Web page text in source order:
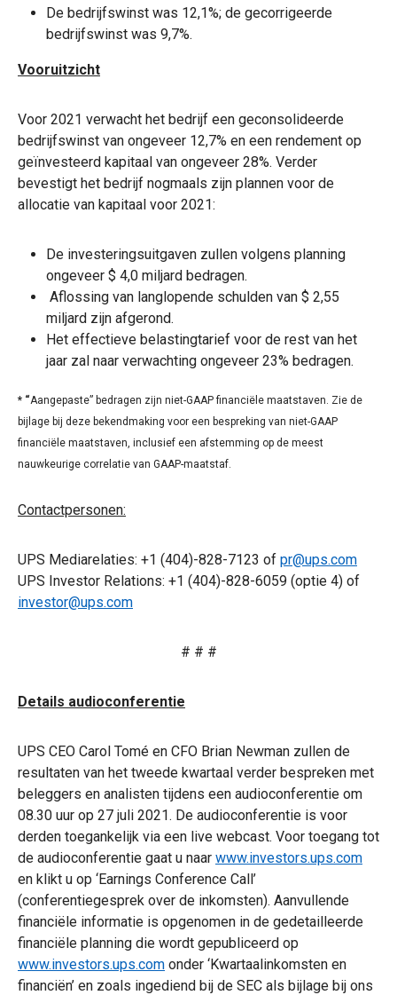
De bedrijfswinst was 12,1%; de gecorrigeerde
bedrijfswinst was 9,7%.
Vooruitzicht
Voor 2021 verwacht het bedrijf een geconsolideerde
bedrijfswinst van ongeveer 12,7% en een rendement op
geïnvesteerd kapitaal van ongeveer 28%. Verder
bevestigt het bedrijf nogmaals zijn plannen voor de
allocatie van kapitaal voor 2021:
De investeringsuitgaven zullen volgens planning
ongeveer $ 4,0 miljard bedragen.
Aflossing van langlopende schulden van $ 2,55
miljard zijn afgerond.
Het effectieve belastingtarief voor de rest van het
jaar zal naar verwachting ongeveer 23% bedragen.
* “Aangepaste” bedragen zijn niet-GAAP financiële maatstaven. Zie de
bijlage bij deze bekendmaking voor een bespreking van niet-GAAP
financiële maatstaven, inclusief een afstemming op de meest
nauwkeurige correlatie van GAAP-maatstaf.
Contactpersonen:
UPS Mediarelaties: +1 (404)-828-7123 of pr@ups.com
UPS Investor Relations: +1 (404)-828-6059 (optie 4) of
investor@ups.com
# # #
Details audioconferentie
UPS CEO Carol Tomé en CFO Brian Newman zullen de
resultaten van het tweede kwartaal verder bespreken met
beleggers en analisten tijdens een audioconferentie om
08.30 uur op 27 juli 2021. De audioconferentie is voor
derden toegankelijk via een live webcast. Voor toegang tot
de audioconferentie gaat u naar www.investors.ups.com
en klikt u op ‘Earnings Conference Call’
(conferentiegesprek over de inkomsten). Aanvullende
financiële informatie is opgenomen in de gedetailleerde
financiële planning die wordt gepubliceerd op
www.investors.ups.com onder ‘Kwartaalinkomsten en
financiën’ en zoals ingediend bij de SEC als bijlage bij ons